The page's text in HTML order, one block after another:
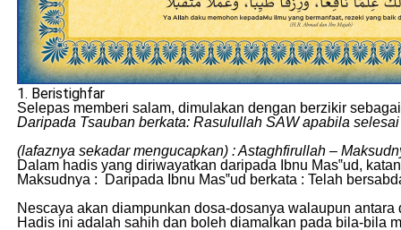
1. Beristighfar
Selepas memberi salam, dimulakan dengan berzikir
Daripada Tsauban berkata: Rasulullah SAW apabila
(lafaznya sekadar mengucapkan) : Astaghfirullah –
Dalam hadis yang diriwayatkan daripada Ibnu Mas‟ud,
Maksudnya : Daripada Ibnu Mas‟ud berkata : Telah
Nescaya akan diampunkan dosa-dosanya walaupun
Hadis ini adalah sahih dan boleh diamalkan pada bila-bila